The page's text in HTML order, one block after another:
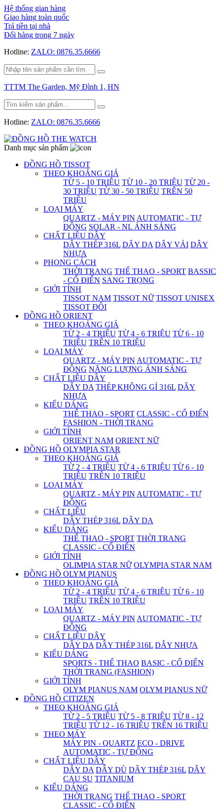
Hệ thống gian hàng
Giao hàng toàn quốc
Trả tiền tại nhà
Đổi hàng trong 7 ngày
Hotline: ZALO: 0876.35.6666
TTTM The Garden, Mỹ Đình 1, HN
Hotline: ZALO: 0876.35.6666
Danh mục sản phẩm
ĐỒNG HỒ TISSOT
THEO KHOẢNG GIÁ
TỪ 5 - 10 TRIỆU TỪ 10 - 20 TRIỆU TỪ 20 -
30 TRIỆU TỪ 30 - 50 TRIỆU TRÊN 50
TRIỆU
LOẠI MÁY
QUARTZ - MÁY PIN AUTOMATIC - TỰ
ĐỘNG SOLAR - NL ÁNH SÁNG
CHẤT LIỆU DÂY
DÂY THÉP 316L DÂY DA DÂY VẢI DÂY
NHỰA
PHONG CÁCH
THỜI TRANG THỂ THAO - SPORT BASSIC
- CỔ ĐIỂN SANG TRỌNG
GIỚI TÍNH
TISSOT NAM TISSOT NỮ TISSOT UNISEX
TISSOT ĐÔI
ĐỒNG HỒ ORIENT
THEO KHOẢNG GIÁ
TỪ 2 - 4 TRIỆU TỪ 4 - 6 TRIỆU TỪ 6 - 10
TRIỆU TRÊN 10 TRIỆU
LOẠI MÁY
QUARTZ - MÁY PIN AUTOMATIC - TỰ
ĐỘNG NĂNG LƯỢNG ÁNH SÁNG
CHẤT LIỆU DÂY
DÂY DA THÉP KHÔNG GỈ 316L DÂY
NHỰA
KIỂU DÁNG
THỂ THAO - SPORT CLASSIC - CỔ ĐIỂN
FASHION - THỜI TRANG
GIỚI TÍNH
ORIENT NAM ORIENT NỮ
ĐỒNG HỒ OLYMPIA STAR
THEO KHOẢNG GIÁ
TỪ 2 - 4 TRIỆU TỪ 4 - 6 TRIỆU TỪ 6 - 10
TRIỆU TRÊN 10 TRIỆU
LOẠI MÁY
QUARTZ - MÁY PIN AUTOMATIC - TỰ
ĐỘNG
CHẤT LIỆU
DÂY THÉP 316L DÂY DA
KIỂU DÁNG
THỂ THAO - SPORT THỜI TRANG
CLASSIC - CỔ ĐIỂN
GIỚI TÍNH
OLIMPIA STAR NỮ OLYMPIA STAR NAM
ĐỒNG HỒ OLYM PIANUS
THEO KHOẢNG GIÁ
TỪ 2 - 4 TRIỆU TỪ 4 - 6 TRIỆU TỪ 6 - 10
TRIỆU TRÊN 10 TRIỆU
LOẠI MÁY
QUARTZ - MÁY PIN AUTOMATIC - TỰ
ĐỘNG
CHẤT LIỆU DÂY
DÂY DA DÂY THÉP 316L DÂY NHỰA
KIỂU DÁNG
SPORTS - THỂ THAO BASIC - CỔ ĐIỂN
THỜI TRANG (FASHION)
GIỚI TÍNH
OLYM PIANUS NAM OLYM PIANUS NỮ
ĐỒNG HỒ CITIZEN
THEO KHOẢNG GIÁ
TỪ 2 - 5 TRIỆU TỪ 5 - 8 TRIỆU TỪ 8 - 12
TRIỆU TỪ 12 - 16 TRIỆU TRÊN 16 TRIỆU
THEO MÁY
MÁY PIN - QUARTZ ECO - DRIVE
AUTOMATIC - TỰ ĐỘNG
CHẤT LIỆU DÂY
DÂY DA DÂY DÙ DÂY THÉP 316L DÂY
CAU SU TITANIUM
KIỂU DÁNG
THỜI TRANG THỂ THAO - SPORT
CLASSIC - CỔ ĐIỂN